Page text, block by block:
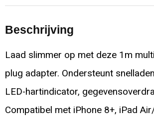
Beschrijving
Laad slimmer op met deze 1m
plug adapter. Ondersteunt
LED-hartindicator,
Compatibel met iPhone 8+, iPad